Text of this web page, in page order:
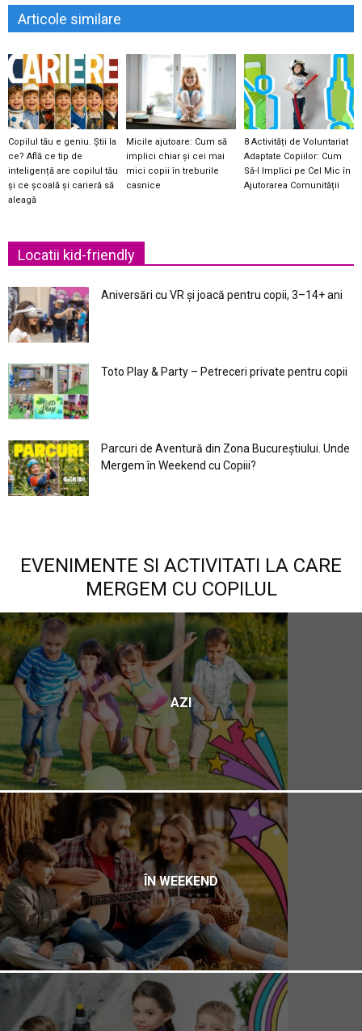
Articole similare
Copilul tău e geniu. Știi la
ce? Află ce tip de
inteligență are copilul tău
și ce școală și carieră să
aleagă
Micile ajutoare: Cum să
implici chiar și cei mai
mici copii în treburile
casnice
8 Activități de Voluntariat
Adaptate Copiilor: Cum
Să-l Implici pe Cel Mic în
Ajutorarea Comunității
Locatii kid-friendly
Aniversări cu VR și joacă pentru copii, 3–14+ ani
Toto Play & Party – Petreceri private pentru copii
Parcuri de Aventură din Zona Bucureştiului. Unde
Mergem în Weekend cu Copiii?
EVENIMENTE SI ACTIVITATI LA CARE
MERGEM CU COPILUL
AZI
ÎN WEEKEND